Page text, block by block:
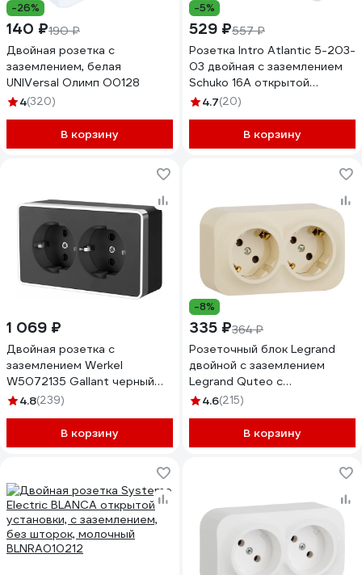
-26%
140 ₽190 ₽
Двойная розетка с
заземлением, белая
UNIVersal Олимп О0128
4(320)
В корзину
-5%
529 ₽557 ₽
Розетка Intro Atlantic 5-203-
03 двойная с заземлением
Schuko 16А открытой
установки серый Б0051060
4.7(20)
В корзину
1 069 ₽
Двойная розетка с
заземлением Werkel
W5072135 Gallant черный
хром a050977
4.8(239)
В корзину
-8%
335 ₽364 ₽
Розеточный блок Legrand
двойной с заземлением
Legrand Quteo с
предварительным
IP20 16А 250В винтовые
зажимы накладной монтаж
4.6(215)
В корзину